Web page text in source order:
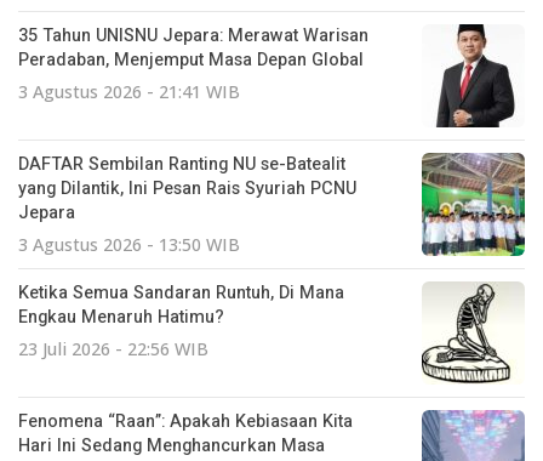
35 Tahun UNISNU Jepara: Merawat Warisan
Peradaban, Menjemput Masa Depan Global
3 Agustus 2026 - 21:41 WIB
DAFTAR Sembilan Ranting NU se-Batealit
yang Dilantik, Ini Pesan Rais Syuriah PCNU
Jepara
3 Agustus 2026 - 13:50 WIB
Ketika Semua Sandaran Runtuh, Di Mana
Engkau Menaruh Hatimu?
23 Juli 2026 - 22:56 WIB
Fenomena “Raan”: Apakah Kebiasaan Kita
Hari Ini Sedang Menghancurkan Masa